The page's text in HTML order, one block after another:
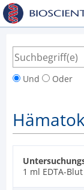
Und Oder
1 ml EDTA-Blut